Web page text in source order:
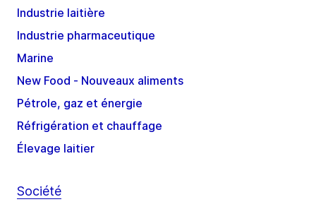
Industrie laitière
Industrie pharmaceutique
Marine
New Food - Nouveaux aliments
Pétrole, gaz et énergie
Réfrigération et chauffage
Élevage laitier
Société